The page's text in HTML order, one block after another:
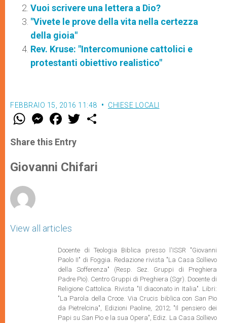
Vuoi scrivere una lettera a Dio?
"Vivete le prove della vita nella certezza
della gioia"
Rev. Kruse: "Intercomunione cattolici e
protestanti obiettivo realistico"
FEBBRAIO 15, 2016 11:48 CHIESE LOCALI
W
t
s
p
p
M
e
s
e
g
e
F
a
e
b
o
k
w
r
Share this Entry
Giovanni Chifari
View all articles
Docente di Teologia Biblica presso l'ISSR "Giovanni
Paolo II" di Foggia. Redazione rivista "La Casa Sollievo
della Sofferenza" (Resp. Sez. Gruppi di Preghiera
Padre Pio). Centro Gruppi di Preghiera (Sgr). Docente di
Religione Cattolica. Rivista "Il diaconato in Italia". Libri:
"La Parola della Croce. Via Crucis biblica con San Pio
da Pietrelcina", Edizioni Paoline, 2012; "Il pensiero dei
Papi su San Pio e la sua Opera", Ediz. La Casa Sollievo